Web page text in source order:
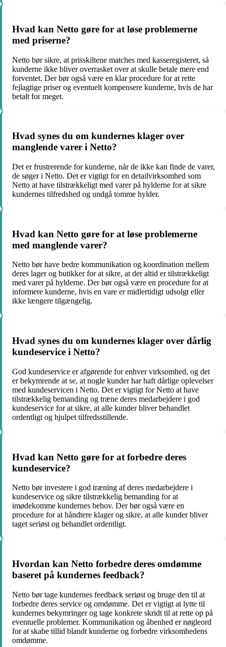
Hvad kan Netto gøre for at løse problemerne
med priserne?
Netto bør sikre, at prisskiltene matches med kasseregisteret, så
kunderne ikke bliver overrasket over at skulle betale mere end
forventet. Der bør også være en klar procedure for at rette
fejlagtige priser og eventuelt kompensere kunderne, hvis de har
betalt for meget.
Hvad synes du om kundernes klager over
manglende varer i Netto?
Det er frustrerende for kunderne, når de ikke kan finde de varer,
de søger i Netto. Det er vigtigt for en detailvirksomhed som
Netto at have tilstrækkeligt med varer på hylderne for at sikre
kundernes tilfredshed og undgå tomme hylder.
Hvad kan Netto gøre for at løse problemerne
med manglende varer?
Netto bør have bedre kommunikation og koordination mellem
deres lager og butikker for at sikre, at der altid er tilstrækkeligt
med varer på hylderne. Der bør også være en procedure for at
informere kunderne, hvis en vare er midlertidigt udsolgt eller
ikke længere tilgængelig.
Hvad synes du om kundernes klager over dårlig
kundeservice i Netto?
God kundeservice er afgørende for enhver virksomhed, og det
er bekymrende at se, at nogle kunder har haft dårlige oplevelser
med kundeservicen i Netto. Det er vigtigt for Netto at have
tilstrækkelig bemanding og træne deres medarbejdere i god
kundeservice for at sikre, at alle kunder bliver behandlet
ordentligt og hjulpet tilfredsstillende.
Hvad kan Netto gøre for at forbedre deres
kundeservice?
Netto bør investere i god træning af deres medarbejdere i
kundeservice og sikre tilstrækkelig bemanding for at
imødekomme kundernes behov. Der bør også være en
procedure for at håndtere klager og sikre, at alle kunder bliver
taget seriøst og behandlet ordentligt.
Hvordan kan Netto forbedre deres omdømme
baseret på kundernes feedback?
Netto bør tage kundernes feedback seriøst og bruge den til at
forbedre deres service og omdømme. Det er vigtigt at lytte til
kundernes bekymringer og tage konkrete skridt til at rette op på
eventuelle problemer. Kommunikation og åbenhed er nøgleord
for at skabe tillid blandt kunderne og forbedre virksomhedens
omdømme.